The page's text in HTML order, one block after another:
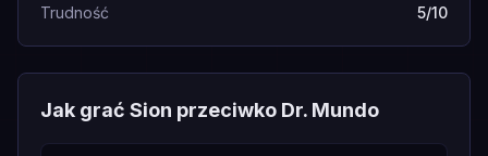
Trudność
5/10
Jak grać Sion przeciwko Dr. Mundo